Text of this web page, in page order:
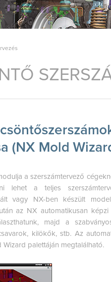
(NX Mold
a szerszámtervező
lehet a teljes
vagy NX-ben készült
az NX automatikusan
majd a
kilökők, stb. Az
palettáján megtalálható.